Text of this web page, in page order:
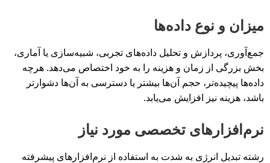
میزان و نوع داده‌ها
جمع‌آوری، پردازش و تحلیل داده‌های تجربی، شبیه‌سازی یا آماری،
بخش بزرگی از زمان و هزینه را به خود اختصاص می‌دهد. هرچه
داده‌ها پیچیده‌تر، حجم آن‌ها بیشتر یا دسترسی به آن‌ها دشوارتر
باشد، هزینه نیز افزایش می‌یابد.
نرم‌افزارهای تخصصی مورد نیاز
رشته تبدیل انرژی به شدت به استفاده از نرم‌افزارهای پیشرفته